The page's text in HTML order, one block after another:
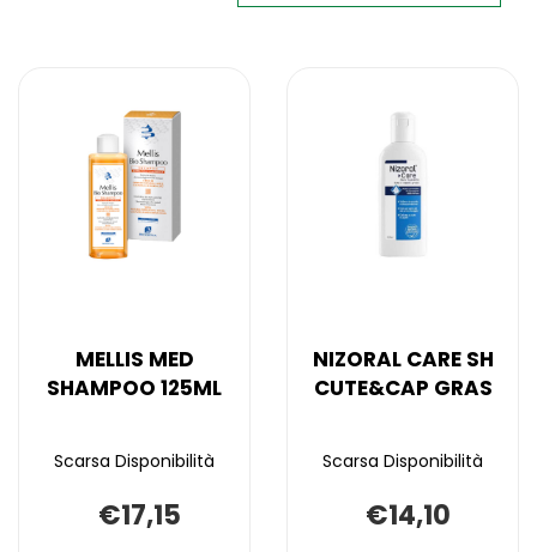
MELLIS MED
SHAMPOO 125ML
Scarsa Disponibilità
€17,15
NIZORAL CARE SH
CUTE&CAP GRAS
Scarsa Disponibilità
€14,10